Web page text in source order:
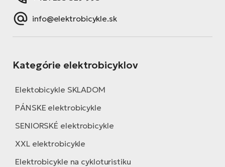
info@elektrobicykle.sk
Kategórie elektrobicyklov
Elektobicykle SKLADOM
PÁNSKE elektrobicykle
SENIORSKÉ elektrobicykle
XXL elektrobicykle
Elektrobicykle na cykloturistiku